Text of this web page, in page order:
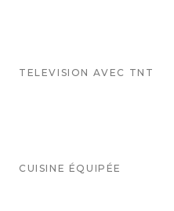
TELEVISION AVEC TNT
CUISINE ÉQUIPÉE